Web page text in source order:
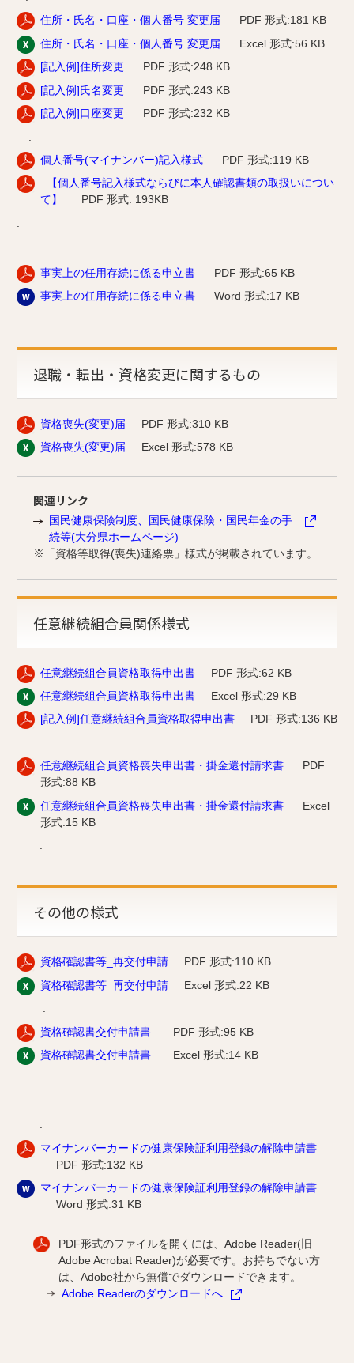
住所・氏名・口座・個人番号 変更届
PDF 形式:181 KB
住所・氏名・口座・個人番号 変更届
Excel 形式:56 KB
[記入例]住所変更
PDF 形式:248 KB
[記入例]氏名変更
PDF 形式:243 KB
[記入例]口座変更
PDF 形式:232 KB
個人番号(マイナンバー)記入様式
PDF 形式:119 KB
【個人番号記入様式ならびに本人確認書類の取扱いについ
て】
PDF 形式: 193KB
事実上の任用存続に係る申立書 PDF 形式:65 KB
事実上の任用存続に係る申立書
Word 形式:17 KB
退職・転出・資格変更に関するもの
資格喪失(変更)届
PDF 形式:310 KB
資格喪失(変更)届
Excel 形式:578 KB
関連リンク
国民健康保険制度、国民健康保険・国民年金の手
続等(大分県ホームページ)
※「資格等取得(喪失)連絡票」様式が掲載されています。
任意継続組合員関係様式
任意継続組合員資格取得申出書
PDF 形式:62 KB
任意継続組合員資格取得申出書
Excel 形式:29 KB
[記入例]任意継続組合員資格取得申出書
PDF 形式:136 KB
任意継続組合員資格喪失申出書・掛金還付請求書
PDF
形式:88 KB
任意継続組合員資格喪失申出書・掛金還付請求書
Excel
形式:15 KB
その他の様式
資格確認書等_再交付申請
PDF 形式:110 KB
資格確認書等_再交付申請
Excel 形式:22 KB
資格確認書交付申請書
PDF 形式:95 KB
資格確認書交付申請書
Excel 形式:14 KB
マイナンバーカードの健康保険証利用登録の解除申請書
PDF 形式:132 KB
マイナンバーカードの健康保険証利用登録の解除申請書
Word 形式:31 KB
PDF形式のファイルを開くには、Adobe Reader(旧
Adobe Acrobat Reader)が必要です。お持ちでない方
は、Adobe社から無償でダウンロードできます。
Adobe Readerのダウンロードへ